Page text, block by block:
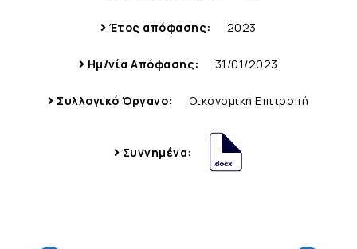
Έτος απόφασης: 2023
Ημ/νία Απόφασης: 31/01/2023
Συλλογικό Όργανο: Οικονομική Επιτροπή
Συννημένα: